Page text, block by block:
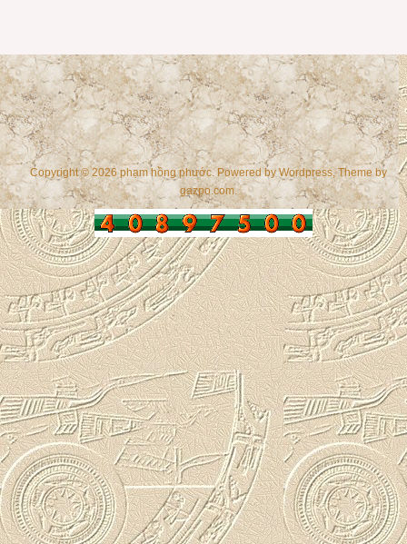
Copyright © 2026 phạm hồng phước. Powered byWordpress, Theme by
gazpo.com.